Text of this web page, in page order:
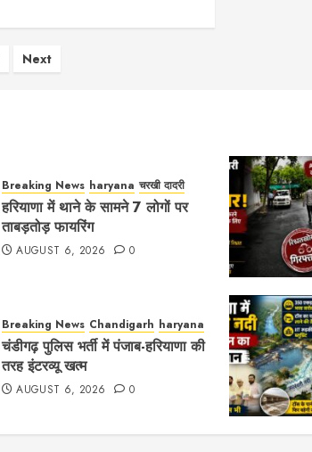
Next
Breaking News haryana चरखी दादरी
हरियाणा में थाने के सामने 7 लोगों पर
ताबड़तोड़ फायरिंग
AUGUST 6, 2026 0
Breaking News Chandigarh haryana
चंडीगढ़ पुलिस भर्ती में पंजाब-हरियाणा की
तरह इंटरव्यू खत्म
AUGUST 6, 2026 0